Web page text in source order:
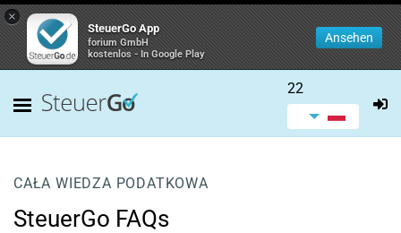
×
SteuerGo App
forium GmbH
kostenlos - In Google Play
Ansehen
22
CAŁA WIEDZA PODATKOWA
SteuerGo FAQs